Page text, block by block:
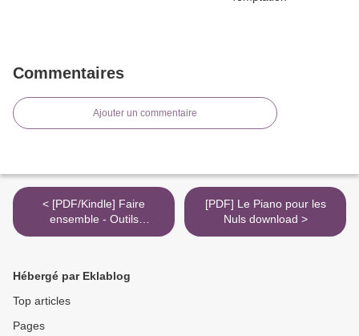
Commentaires
Ajouter un commentaire
< [PDF/Kindle] Faire
ensemble - Outils
participatifs pour le collectif
[PDF] Le Piano pour les
Nuls download >
Hébergé par Eklablog
Top articles
Pages